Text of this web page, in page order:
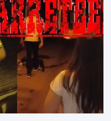
مختلف التخصصات والخبرات
وتدقيق وفحص الوثائق،
والمخدرات والمواد
والتقييس ″The ANSI National Accreditation Board″، المختصة […]